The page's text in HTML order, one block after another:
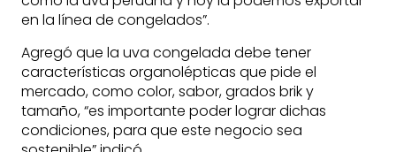
en la línea de congelados”.
Agregó que la uva congelada debe tener
características organolépticas que pide el
mercado, como color, sabor, grados brik y
tamaño, “es importante poder lograr dichas
condiciones, para que este negocio sea